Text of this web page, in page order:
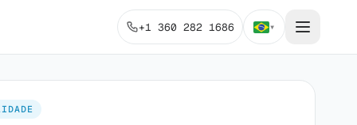
+1 360 282 1686 ▾